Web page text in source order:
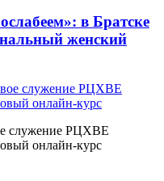
в Братске
женский
служение РЦХВЕ
онлайн-курс